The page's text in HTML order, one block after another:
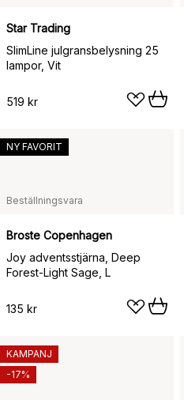
Star Trading
SlimLine julgransbelysning 25
lampor, Vit
519 kr
Beställningsvara
Broste Copenhagen
Joy adventsstjärna, Deep
Forest-Light Sage, L
135 kr
NY FAVORIT
KAMPANJ
-17%